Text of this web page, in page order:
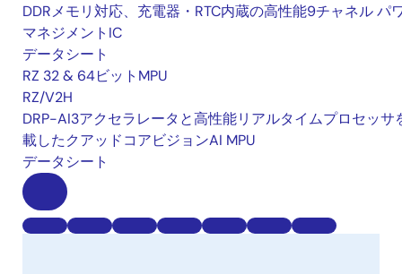
DDRメモリ対応、充電器・RTC内蔵の高性能9チャネル パ
マネジメントIC
データシート
RZ 32 & 64ビットMPU
RZ/V2H
DRP-AI3アクセラレータと高性能リアルタイムプロセッサ
載したクアッドコアビジョンAI MPU
データシート